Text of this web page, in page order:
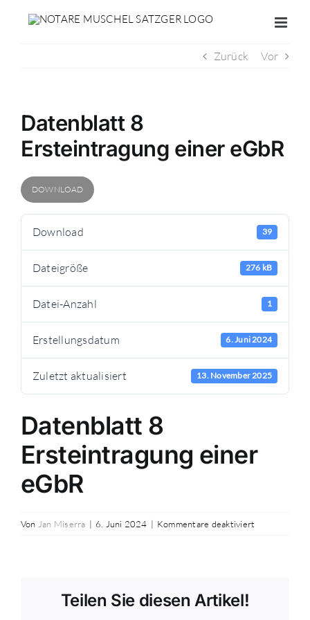
Inhalt
Zurück Vor
Datenblatt 8
Ersteintragung einer eGbR
DOWNLOAD
Download 39
Dateigröße 276 kB
Datei-Anzahl 1
Erstellungsdatum 6. Juni 2024
Zuletzt aktualisiert 13. November 2025
Datenblatt 8
Ersteintragung einer
eGbR
Von Jan Miserra | 6. Juni 2024 | Kommentare deaktiviertfür
Teilen Sie diesen Artikel!